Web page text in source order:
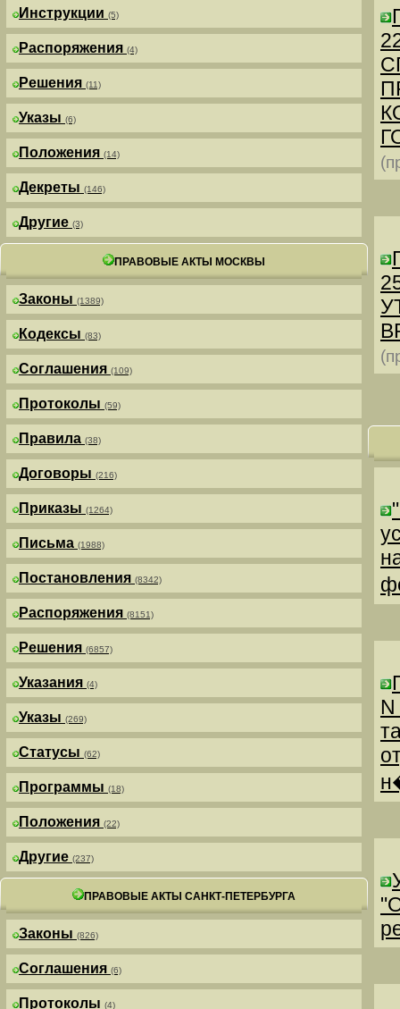
Инструкции (5)
Распоряжения (4)
Решения (11)
Указы (6)
Положения (14)
Декреты (146)
Другие (3)
ПРАВОВЫЕ АКТЫ МОСКВЫ
Законы (1389)
Кодексы (83)
Соглашения (109)
Протоколы (59)
Правила (38)
Договоры (216)
Приказы (1264)
Письма (1988)
Постановления (8342)
Распоряжения (8151)
Решения (6857)
Указания (4)
Указы (269)
Статусы (62)
Программы (18)
Положения (22)
Другие (237)
ПРАВОВЫЕ АКТЫ САНКТ-ПЕТЕРБУРГА
Законы (826)
Соглашения (6)
Протоколы (4)